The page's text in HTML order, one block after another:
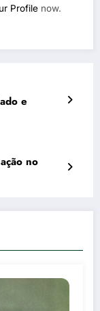
Profile now.
e
no